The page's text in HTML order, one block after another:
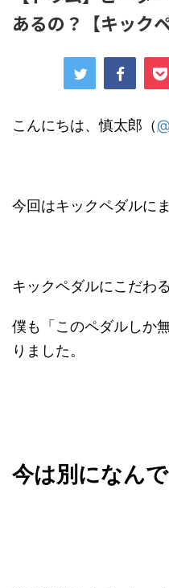
あるの？【キックペ
こんにちは、慎太郎（
今回はキックペダルに
キックペダルにこだわ
僕も「このペダルしか
りました。
今は別になん